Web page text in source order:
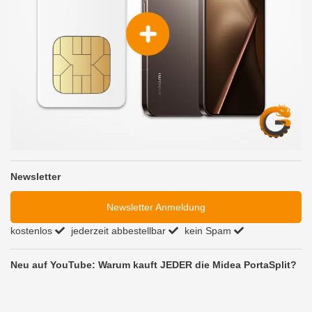
Newsletter
Newsletter Anmeldung
kostenlos jederzeit abbestellbar kein Spam
Neu auf YouTube: Warum kauft JEDER die Midea PortaSplit?